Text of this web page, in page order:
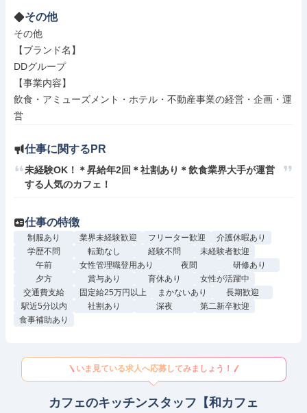
その他
その他
【ブランド名】
DDグループ
【事業内容】
飲食・アミューズメント・ホテル・不動産事業の経営・企画・運
営
仕事に関するPR
未経験OK！＊昇給年2回＊社割あり＊飲食業界大手が運営
する人気のカフェ！
仕事の特徴
制服あり 業界未経験歓迎 フリーター歓迎
介護休暇あり
学歴不問
転勤なし 経験不問
未経験者歓迎
午前
女性管理職登用あり 夜間
研修あり
夕方
賞与あり 育休あり
女性が活躍中
交通費支給
固定給25万円以上 まかないあり
長期歓迎
駅近5分以内
社割あり 深夜
第二新卒歓迎
食事補助あり
いま見ている求人へ応募してみましょう！
カフェのキッチンスタッフ【和カフェ